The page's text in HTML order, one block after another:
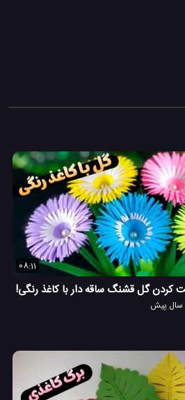
08:11
گل قشنگ ساقه دار با کاغذ رنگی!